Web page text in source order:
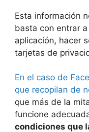
Esta información
basta con entrar
aplicación, hacer
tarjetas de
En el caso de
que recopilan de
que más de la
funcione
condiciones que